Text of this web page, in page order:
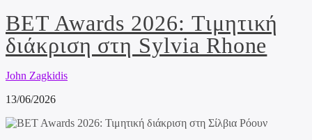
BET Awards 2026: Τιμητική
διάκριση στη Sylvia Rhone
John Zagkidis
13/06/2026